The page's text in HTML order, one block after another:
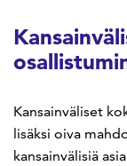
Kansainväliset
lisäksi oiva
kansainvälisiä